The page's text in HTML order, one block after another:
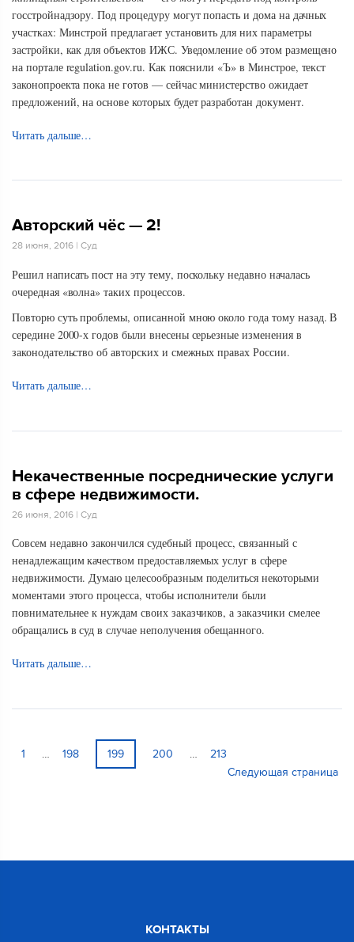
госстройнадзору. Под процедуру могут попасть и дома на дачных
участках: Минстрой предлагает установить для них параметры
застройки, как для объектов ИЖС. Уведомление об этом размещено
на портале regulation.gov.ru. Как пояснили «Ъ» в Минстрое, текст
законопроекта пока не готов — сейчас министерство ожидает
предложений, на основе которых будет разработан документ.
Читать дальше…
Авторский чёс — 2!
28 июня, 2016 | Суд
Решил написать пост на эту тему, поскольку недавно началась
очередная «волна» таких процессов.
Повторю суть проблемы, описанной мною около года тому назад. В
середине 2000-х годов были внесены серьезные изменения в
законодательство об авторских и смежных правах России.
Читать дальше…
Некачественные посреднические услуги
в сфере недвижимости.
26 июня, 2016 | Суд
Совсем недавно закончился судебный процесс, связанный с
ненадлежащим качеством предоставляемых услуг в сфере
недвижимости. Думаю целесообразным поделиться некоторыми
моментами этого процесса, чтобы исполнители были
повнимательнее к нуждам своих заказчиков, а заказчики смелее
обращались в суд в случае неполучения обещанного.
Читать дальше…
1 … 198 199 200 …
213
Следующая страница
КОНТАКТЫ